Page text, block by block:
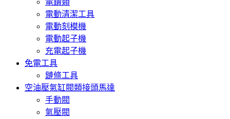
電動清潔工具
電動刻模機
電動起子機
充電起子機
免電工具
鏈條工具
空油壓氣缸閥類接頭馬達
手動閥
氣壓閥